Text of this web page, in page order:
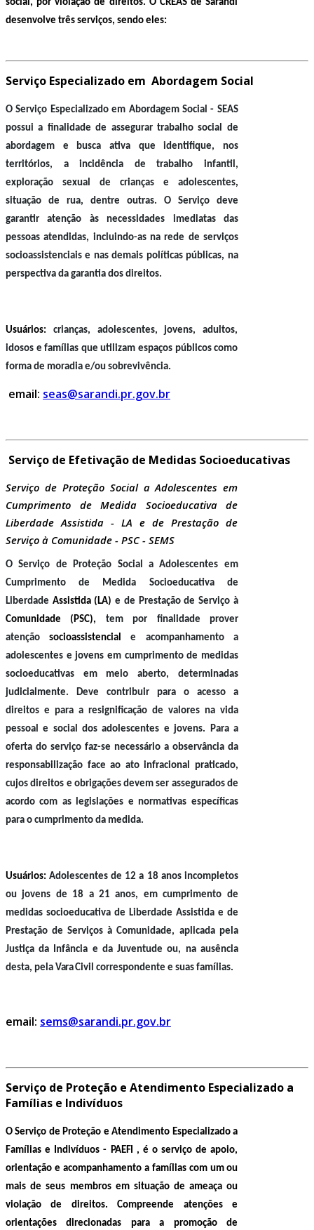
social, por violação de direitos. O CREAS de Sarandi
desenvolve três serviços, sendo eles:
Serviço Especializado em Abordagem Social
O Serviço Especializado em Abordagem Social - SEAS
possui a finalidade de assegurar trabalho social de
abordagem e busca ativa que identifique, nos
territórios, a incidência de trabalho infantil,
exploração sexual de crianças e adolescentes,
situação de rua, dentre outras. O Serviço deve
garantir atenção às necessidades imediatas das
pessoas atendidas, incluindo-as na rede de serviços
socioassistenciais e nas demais políticas públicas, na
perspectiva da garantia dos direitos.
Usuários: crianças, adolescentes, jovens, adultos,
idosos e famílias que utilizam espaços públicos como
forma de moradia e/ou sobrevivência.
email: seas@sarandi.pr.gov.br
Serviço de Efetivação de Medidas Socioeducativas
Serviço de Proteção Social a Adolescentes em
Cumprimento de Medida Socioeducativa de
Liberdade Assistida - LA e de Prestação de
Serviço à Comunidade - PSC - SEMS
O Serviço de Proteção Social a Adolescentes em
Cumprimento de Medida Socioeducativa de
Liberdade Assistida (LA)e de Prestação de Serviço à
Comunidade (PSC), tem por finalidade prover
atençãosocioassistenciale acompanhamento a
adolescentes e jovens em cumprimento de medidas
socioeducativas em meio aberto, determinadas
judicialmente. Deve contribuir para o acesso a
direitos e para a resignificação de valores na vida
pessoal e social dos adolescentes e jovens. Para a
oferta do serviço faz-se necessário a observância da
responsabilização face ao ato infracional praticado,
cujos direitos e obrigações devem ser assegurados de
acordo com as legislações e normativas específicas
para o cumprimento da medida.
Usuários:Adolescentes de 12 a 18 anos incompletos
ou jovens de 18 a 21 anos, em cumprimento de
medidas socioeducativa de Liberdade Assistida e de
Prestação de Serviços à Comunidade, aplicada pela
Justiça da Infância e da Juventude ou, na ausência
desta, pela VaraCivil correspondente e suas famílias.
email: sems@sarandi.pr.gov.br
Serviço de Proteção e Atendimento Especializado a
Famílias e Indivíduos
O Serviço de Proteção e Atendimento Especializado a
Famílias e Indivíduos - PAEFI , é o serviço de apoio,
orientação e acompanhamento a famílias com um ou
mais de seus membros em situação de ameaça ou
violação de direitos. Compreende atenções e
orientações direcionadas para a promoção de